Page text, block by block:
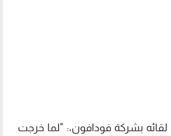
بشركة فودافون،: "لما خرجت